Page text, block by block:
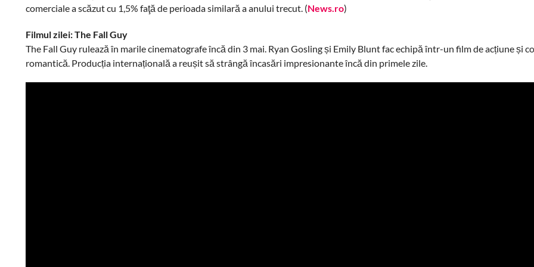
comerciale a scăzut cu 1,5% faţă de perioada similară a anului trecut. (News.ro)
Filmul zilei: The Fall Guy
The Fall Guy rulează în marile cinematografe încă din 3 mai. Ryan Gosling și Emily Blunt fac echipă într-un film de acțiune și
romantică. Producția internațională a reușit să strângă încasări impresionante încă din primele zile.